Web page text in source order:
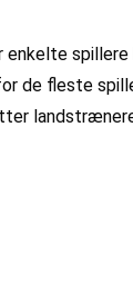
de fleste